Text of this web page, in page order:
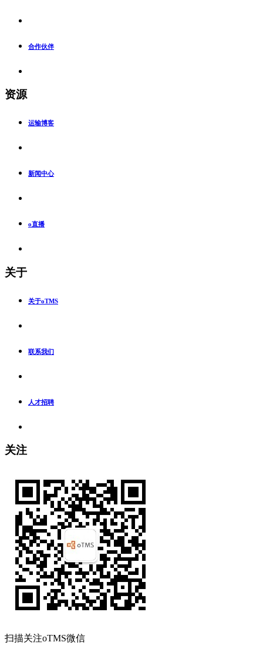
合作伙伴
资源
运输博客
新闻中心
o直播
关于
关于oTMS
联系我们
人才招聘
关注
扫描关注oTMS微信